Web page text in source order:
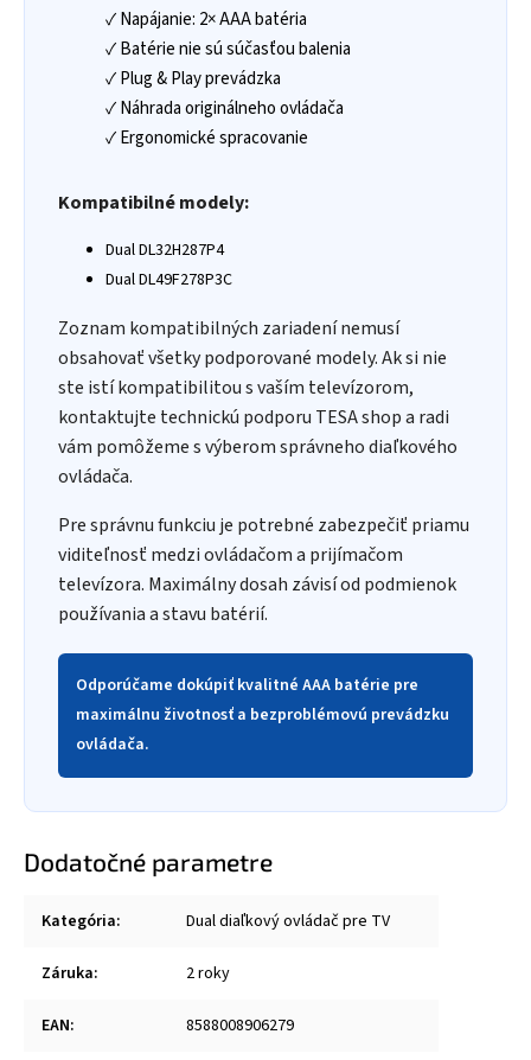
✓ Napájanie: 2× AAA batéria
✓ Batérie nie sú súčasťou balenia
✓ Plug & Play prevádzka
✓ Náhrada originálneho ovládača
✓ Ergonomické spracovanie
Kompatibilné modely:
Dual DL32H287P4
Dual DL49F278P3C
Zoznam kompatibilných zariadení nemusí
obsahovať všetky podporované modely. Ak si nie
ste istí kompatibilitou s vaším televízorom,
kontaktujte technickú podporu TESA shop a radi
vám pomôžeme s výberom správneho diaľkového
ovládača.
Pre správnu funkciu je potrebné zabezpečiť priamu
viditeľnosť medzi ovládačom a prijímačom
televízora. Maximálny dosah závisí od podmienok
používania a stavu batérií.
Odporúčame dokúpiť kvalitné AAA batérie pre
maximálnu životnosť a bezproblémovú prevádzku
ovládača.
Dodatočné parametre
Kategória: Dual diaľkový ovládač pre TV
Záruka: 2 roky
EAN: 8588008906279